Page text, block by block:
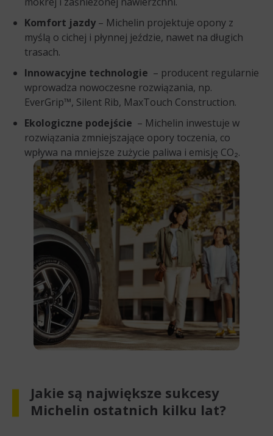
Komfort jazdy – Michelin projektuje opony z
myślą o cichej i płynnej jeździe, nawet na długich
trasach.
Innowacyjne technologie – producent regularnie
wprowadza nowoczesne rozwiązania, np.
EverGrip™, Silent Rib, MaxTouch Construction.
Ekologiczne podejście – Michelin inwestuje w
rozwiązania zmniejszające opory toczenia, co
wpływa na mniejsze zużycie paliwa i emisję CO₂.
Jakie są największe sukcesy
Michelin ostatnich kilku lat?